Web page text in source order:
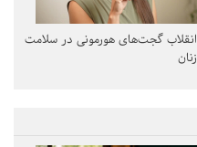
انقلاب گجت‌های هورمونی در سلامت
زنان